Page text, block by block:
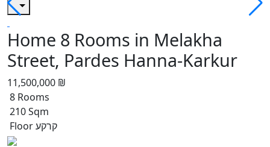
Home 8 Rooms in Melakha
Street, Pardes Hanna-Karkur
11,500,000 ₪
8 Rooms
210 Sqm
Floor קרקע